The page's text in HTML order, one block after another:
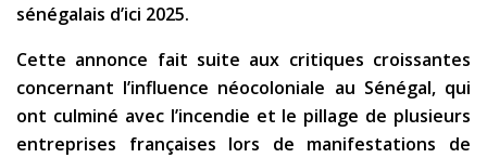
sénégalais d’ici 2025.
Cette annonce fait suite aux critiques croissantes
concernant l’influence néocoloniale au Sénégal, qui
ont culminé avec l’incendie et le pillage de plusieurs
entreprises françaises lors de manifestations de